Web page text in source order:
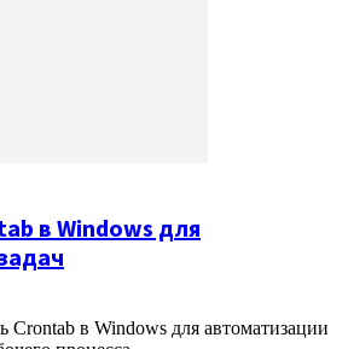
в Windows для
Crontab в Windows для автоматизации